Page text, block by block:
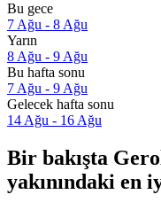
Bu gece
7 Ağu - 8 Ağu
Yarın
8 Ağu - 9 Ağu
Bu hafta sonu
7 Ağu - 9 Ağu
Gelecek hafta sonu
14 Ağu - 16 Ağu
Bir bakışta
yakınındaki en